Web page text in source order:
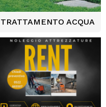
TRATTAMENTO ACQUA